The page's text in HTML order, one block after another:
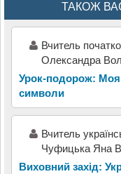
ТАКОЖ
Вчитель
Олександра
Урок-подорож: Моя
символи
Вчитель
Чуфицька Яна
Виховний захід: